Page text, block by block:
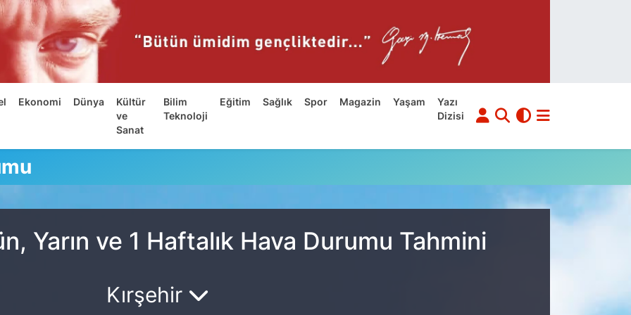
Ekonomi Dünya
Kültür
ve
Sanat
Bilim
Teknoloji
Eğitim Sağlık Spor Magazin Yaşam
Yazı
Dizisi
Yarın ve 1 Haftalık Hava Durumu Tahmini
Kırşehir